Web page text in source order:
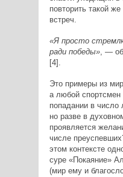
повторить такой
встреч.
«Я просто
ради победы», —
[4].
Это примеры из
а любой спортсмен
попадании в число
но разве в
проявляется
числе
этом контексте
суре «Покаяние»
(мир ему и